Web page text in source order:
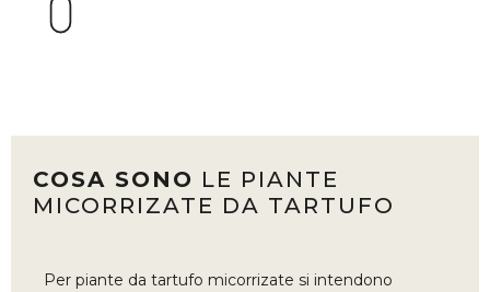
COSA SONO LE PIANTE
MICORRIZATE DA TARTUFO
Per piante da tartufo micorrizate si intendono